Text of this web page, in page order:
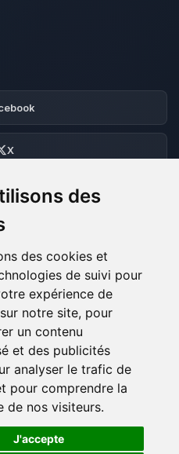
des
des cookies et
de suivi pour
expérience de
notre site, pour
un contenu
et des publicités
analyser le trafic de
pour comprendre la
de nos visiteurs.
J'accepte
X
ACCEPTÉS
🍪